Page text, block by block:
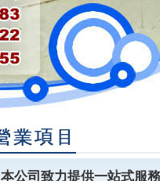
本公司致力提供一站式服